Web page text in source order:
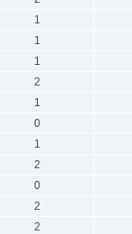
1
1
1
2
1
0
1
2
0
2
2